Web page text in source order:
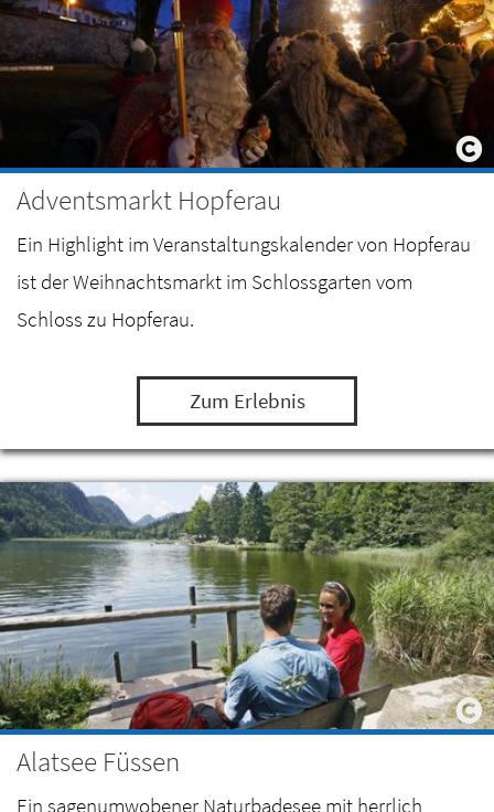
Adventsmarkt Hopferau
Ein Highlight im Veranstaltungskalender von Hopferau
ist der Weihnachtsmarkt im Schlossgarten vom
Schloss zu Hopferau.
Zum Erlebnis
Alatsee Füssen
Ein sagenumwobener Naturbadesee mit herrlich